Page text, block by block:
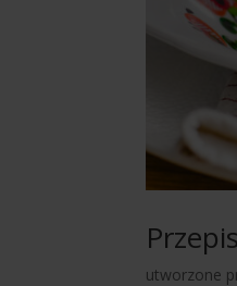
utworzone